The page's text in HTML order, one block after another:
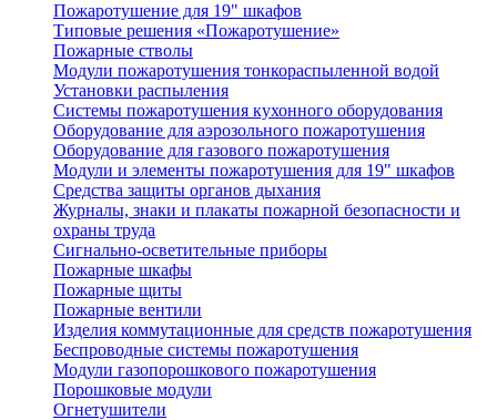
Пожаротушение для 19" шкафов
Типовые решения «Пожаротушение»
Пожарные стволы
Модули пожаротушения тонкораспыленной водой
Установки распыления
Системы пожаротушения кухонного оборудования
Оборудование для аэрозольного пожаротушения
Оборудование для газового пожаротушения
Модули и элементы пожаротушения для 19" шкафов
Средства защиты органов дыхания
Журналы, знаки и плакаты пожарной безопасности и
охраны труда
Сигнально-осветительные приборы
Пожарные шкафы
Пожарные щиты
Пожарные вентили
Изделия коммутационные для средств пожаротушения
Беспроводные системы пожаротушения
Модули газопорошкового пожаротушения
Порошковые модули
Огнетушители